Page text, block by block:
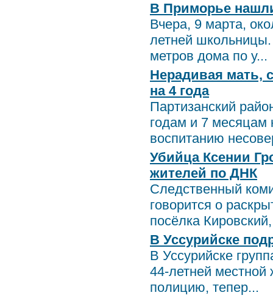
В Приморье
Вчера, 9 марта,
летней школьницы.
метров дома по у...
Нерадивая мать,
на 4 года
Партизанский
годам и 7 месяцам
воспитанию
Убийца Ксении
жителей по ДНК
Следственный
говорится о
посёлка
В Уссурийске
В Уссурийске
44-летней
полицию, тепер...